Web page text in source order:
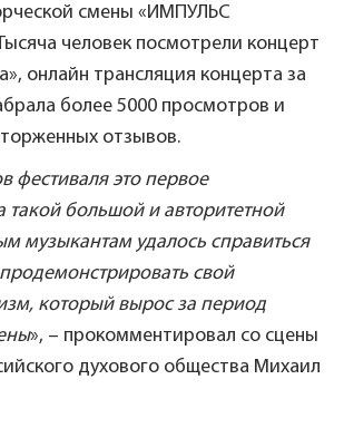
смены «ИМПУЛЬС
человек посмотрели концерт
онлайн трансляция концерта за
более 5000 просмотров и
отзывов.
фестиваля это первое
такой большой и авторитетной
музыкантам удалось справиться
свой
который вырос за период
», – прокомментировал со сцены
духового общества Михаил